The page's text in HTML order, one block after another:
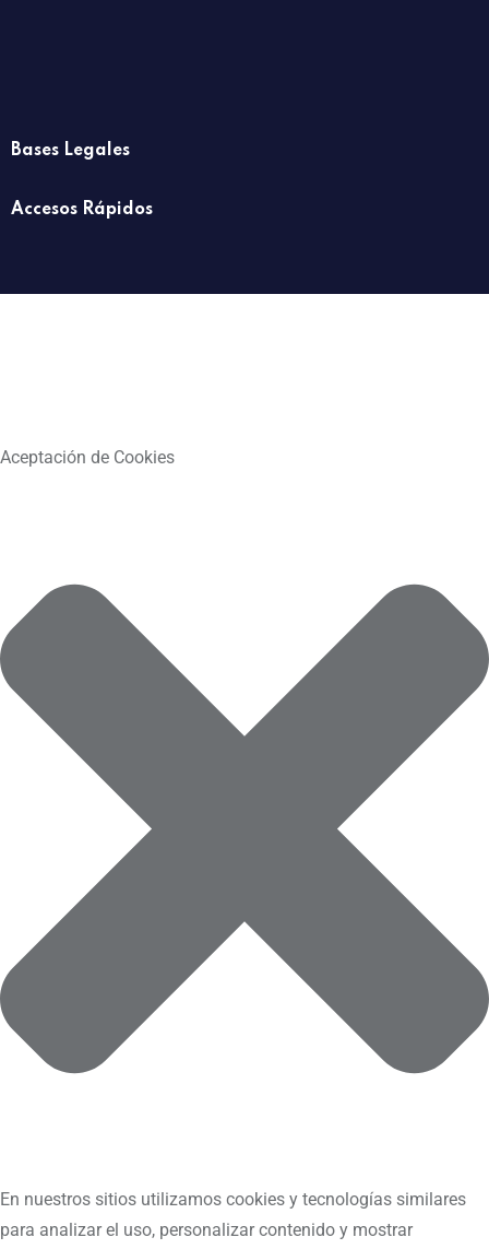
Bases Legales
Accesos Rápidos
Aceptación de Cookies
En nuestros sitios utilizamos cookies y tecnologías similares
para analizar el uso, personalizar contenido y mostrar